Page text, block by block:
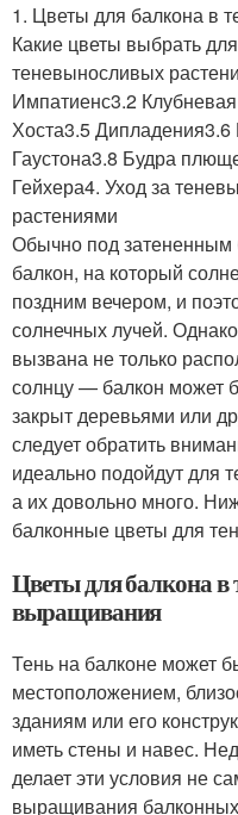
1. Цветы для балкона в
Какие цветы выбрать
теневыносливых
Импатиенс3.2
Хоста3.5 Дипладения3.6
Гаустона3.8 Будра
Гейхера4. Уход за
растениями
Обычно под
балкон, на который
поздним вечером, и
солнечных лучей.
вызвана не только
солнцу — балкон может
закрыт деревьями или
следует обратить
идеально подойдут для
а их довольно много.
балконные цветы для
Цветы для балкона в
выращивания
Тень на балконе может
местоположением,
зданиям или его
иметь стены и навес.
делает эти условия не
выращивания